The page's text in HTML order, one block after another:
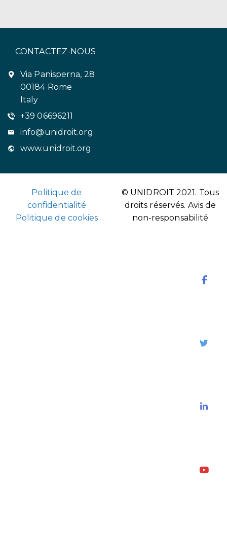
CONTACTEZ-NOUS
Via Panisperna, 28
00184 Rome
Italy
+39 06696211
info@unidroit.org
www.unidroit.org
Politique de
confidentialité
Politique de cookies
© UNIDROIT 2021. Tous
droits réservés. Avis de
non-responsabilité